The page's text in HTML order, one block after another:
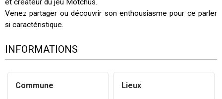
et créateur du jeu Motchus.
Venez partager ou découvrir son enthousiasme pour ce parler
si caractéristique.
INFORMATIONS
Commune Lieux